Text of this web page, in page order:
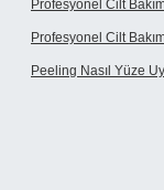
Profesyonel Cilt
Profesyonel Cilt
Peeling Nasıl Yüze